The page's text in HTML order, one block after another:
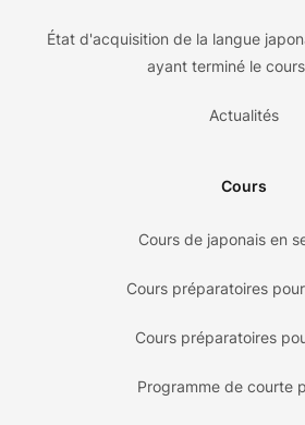
État d'acquisition de la langue
ayant terminé le
Actualités
Cours
Cours de japonais en
Cours préparatoires
Cours préparatoires
Programme de courte